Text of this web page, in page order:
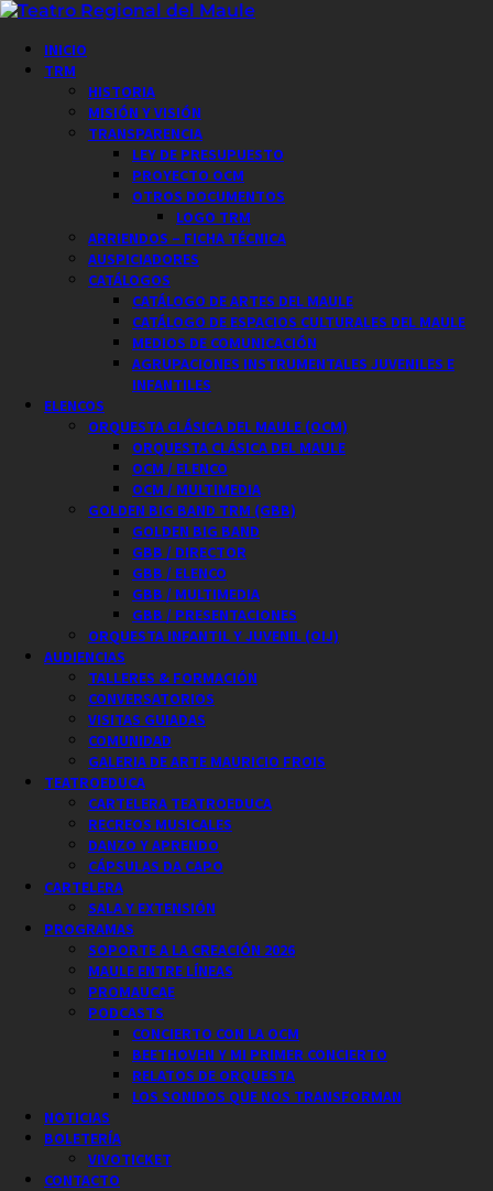
Saltar
contenido
Menú
principal
INICIO
TRM
HISTORIA
MISIÓN Y VISIÓN
TRANSPARENCIA
LEY DE PRESUPUESTO
PROYECTO OCM
OTROS DOCUMENTOS
LOGO TRM
ARRIENDOS – FICHA TÉCNICA
AUSPICIADORES
CATÁLOGOS
CATÁLOGO DE ARTES DEL MAULE
CATÁLOGO DE ESPACIOS CULTURALES DEL MAULE
MEDIOS DE COMUNICACIÓN
AGRUPACIONES INSTRUMENTALES JUVENILES E
INFANTILES
ELENCOS
ORQUESTA CLÁSICA DEL MAULE (OCM)
ORQUESTA CLÁSICA DEL MAULE
OCM / ELENCO
OCM / MULTIMEDIA
GOLDEN BIG BAND TRM (GBB)
GOLDEN BIG BAND
GBB / DIRECTOR
GBB / ELENCO
GBB / MULTIMEDIA
GBB / PRESENTACIONES
ORQUESTA INFANTIL Y JUVENIL (OIJ)
AUDIENCIAS
TALLERES & FORMACIÓN
CONVERSATORIOS
VISITAS GUIADAS
COMUNIDAD
GALERIA DE ARTE MAURICIO FROIS
TEATROEDUCA
CARTELERA TEATROEDUCA
RECREOS MUSICALES
DANZO Y APRENDO
CÁPSULAS DA CAPO
CARTELERA
SALA Y EXTENSIÓN
PROGRAMAS
SOPORTE A LA CREACIÓN 2026
MAULE ENTRE LÍNEAS
PROMAUCAE
PODCASTS
CONCIERTO CON LA OCM
BEETHOVEN Y MI PRIMER CONCIERTO
RELATOS DE ORQUESTA
LOS SONIDOS QUE NOS TRANSFORMAN
NOTICIAS
BOLETERÍA
VIVOTICKET
CONTACTO